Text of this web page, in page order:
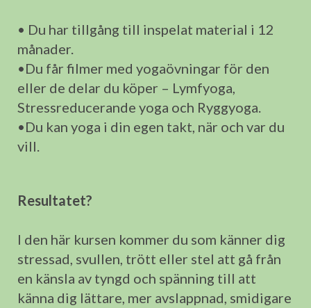
• Du har tillgång till inspelat material i 12
månader.
•Du får filmer med yogaövningar för den
eller de delar du köper – Lymfyoga,
Stressreducerande yoga och Ryggyoga.
•Du kan yoga i din egen takt, när och var du
vill.
Resultatet?
I den här kursen kommer du som känner dig
stressad, svullen, trött eller stel att gå från
en känsla av tyngd och spänning till att
känna dig lättare, mer avslappnad, smidigare